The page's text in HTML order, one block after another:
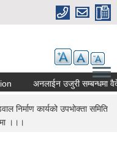
अनलाईन उजुरी सम्बन्धमा
निर्माण कार्यको उपभोक्ता समिति
।।।